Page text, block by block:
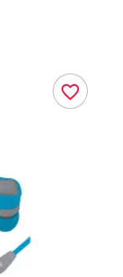
favorite_border